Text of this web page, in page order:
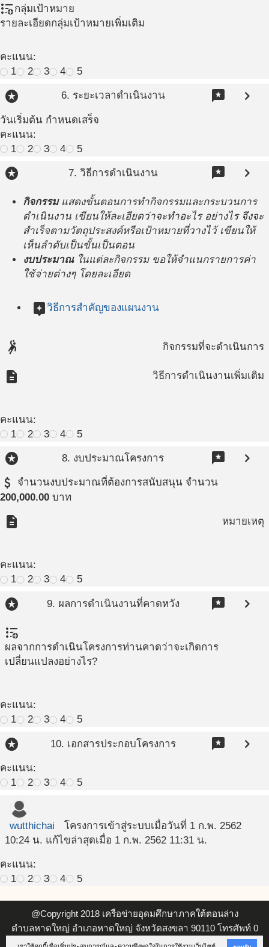
format_list_bulleted_addกลุ่มเป้าหมาย
รายละเอียดกลุ่มเป้าหมายเพิ่มเติม
คะแนน:
1
2 3 4 5
stars 6. ระยะเวลาดำเนินงาน reviews chevron_right
วันเริ่มต้น กำหนดเสร็จ
คะแนน:
1
2 3 4 5
stars 7. วิธีการดำเนินงาน reviews chevron_right
กิจกรรมแสดงขั้นตอนการทำกิจกรรมและกระบวนการ
ดำเนินงาน เขียนให้ละเอียดว่าจะทำอะไร อย่างไร จึงจะ
สำเร็จตามวัตถุประสงค์หรือเป้าหมายที่วางไว้ เขียนให้
เห็นลำดับเป็นขั้นเป็นตอน
งบประมาณในแต่ละกิจกรรม ขอให้จำแนกรายการค่า
ใช้จ่ายต่างๆ โดยละเอียด
assistantวิธีการสำคัญของแผนงาน
sports_handball กิจกรรมที่จะดำเนินการ
description วิธีการดำเนินงานเพิ่มเติม
คะแนน:
1
2 3 4 5
stars 8. งบประมาณโครงการ reviews
chevron_right
attach_money
จำนวนงบประมาณที่ต้องการสนับสนุน จำนวน
200,000.00 บาท
description หมายเหตุ
คะแนน:
1
2 3 4 5
stars 9. ผลการดำเนินงานที่คาดหวัง reviews
chevron_right
format_list_bulleted_add
ผลจากการดำเนินโครงการท่านคาดว่าจะเกิดการ
เปลี่ยนแปลงอย่างไร?
คะแนน:
1
2 3 4 5
stars 10. เอกสารประกอบโครงการ reviews chevron_right
คะแนน:
1
2 3 4 5
wutthichai
โครงการเข้าสู่ระบบเมื่อวันที่ 1 ก.พ. 2562
10:24 น. แก้ไขล่าสุดเมื่อ 1 ก.พ. 2562 11:31 น.
คะแนน:
1
2 3 4 5
@Copyright 2018 เครือข่ายอุดมศึกษาภาคใต้ตอนล่าง
ตำบลหาดใหญ่ อำเภอหาดใหญ่ จังหวัดสงขลา 90110 โทรศัพท์ 0
7428 2983 Email: hednet.ls@gmail.com